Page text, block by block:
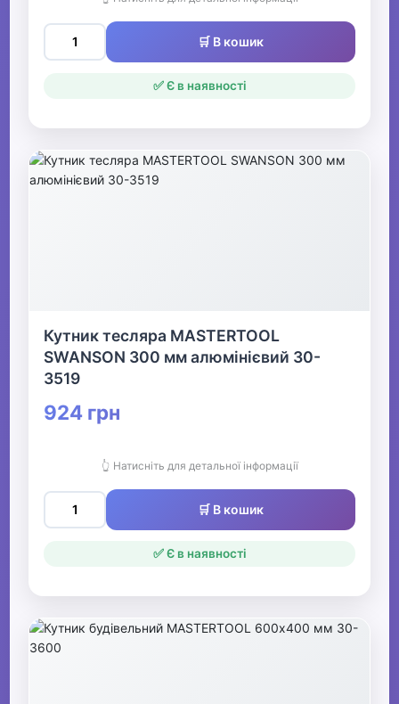
🛒 В кошик
✅ Є в наявності
Кутник тесляра MASTERTOOL
SWANSON 300 мм алюмінієвий 30-
3519
924 грн
👆 Натисніть для детальної інформації
🛒 В кошик
✅ Є в наявності